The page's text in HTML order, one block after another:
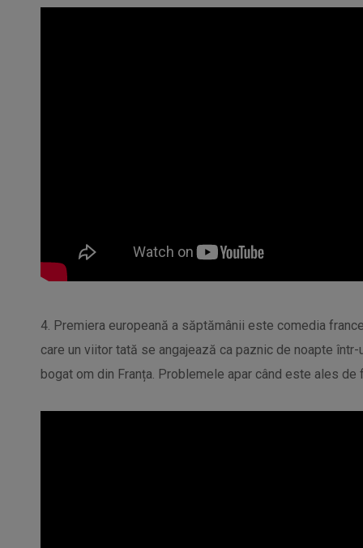
4. Premiera europeană a săptămânii este comedia
care un viitor tată se angajează ca paznic de noapte
bogat om din Franța. Problemele apar când este ales de